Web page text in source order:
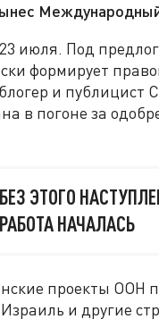
июля. Под
формирует
блогер и публицист
в погоне за
БЕЗ ЭТОГО
РАБОТА НАЧАЛАСЬ
проекты
и другие